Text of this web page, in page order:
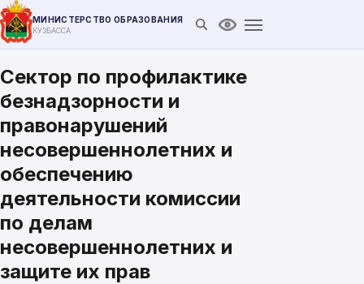
МИНИСТЕРСТВО ОБРАЗОВАНИЯ
КУЗБАССА Открыть поиск
Версия для
Сектор по профилактике
безнадзорности и
правонарушений
несовершеннолетних и
обеспечению
деятельности комиссии
по делам
несовершеннолетних и
защите их прав